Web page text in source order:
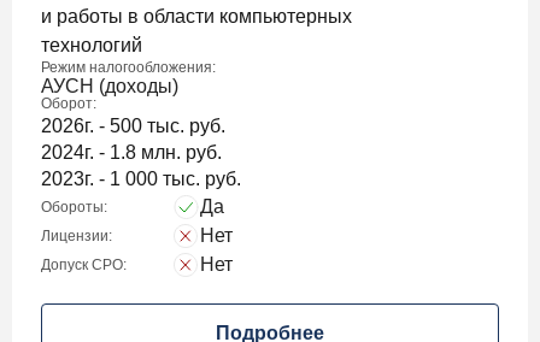
и работы в области компьютерных
технологий
Режим налогообложения:
АУСН (доходы)
Оборот:
2026г. - 500 тыс. руб.
2024г. - 1.8 млн. руб.
2023г. - 1 000 тыс. руб.
Обороты: Да
Лицензии: Нет
Допуск СРО: Нет
Подробнее